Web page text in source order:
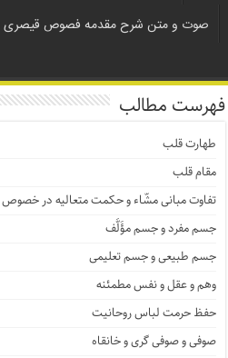
صوت و متن شرح مقدمه فصوص قیصری
فهرست مطالب
طهارت قلب
مقام قلب
تفاوت مبانی مشّاء و حکمت متعالیه در
جسم مفرد و جسم مؤَلَّف
جسم طبیعی و جسم تعلیمی
وهم و عقل و نفس مطمئنه
حفظ حرمت لباس روحانیت
صوفی و صوفی گری و خانقاه